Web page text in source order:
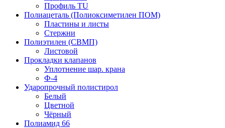
Профиль TU
Полиацеталь (Полиоксиметилен ПОМ)
Пластины и листы
Стержни
Полиэтилен (СВМП)
Листовой
Прокладки клапанов
Уплотнение шар. крана
Ф-4
Ударопрочный полистирол
Белый
Цветной
Чёрный
Полиамид 66